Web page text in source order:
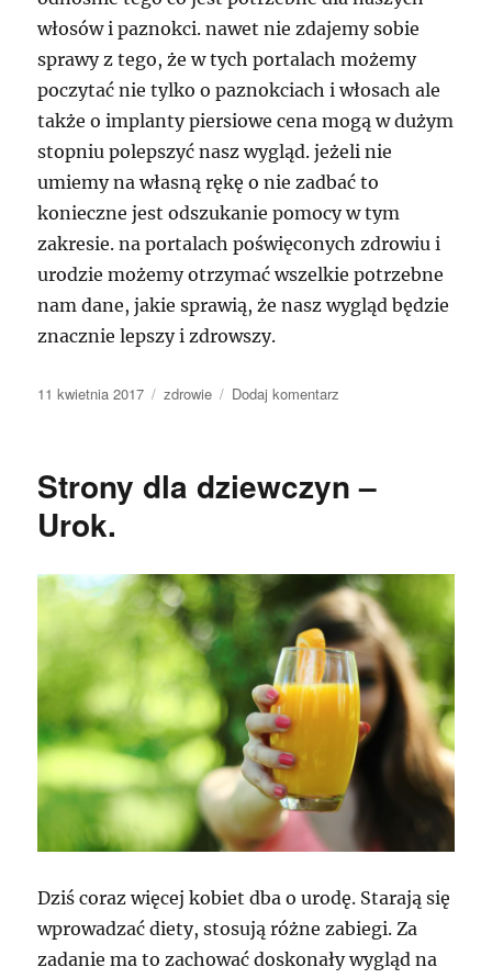
włosów i paznokci. nawet nie zdajemy sobie
sprawy z tego, że w tych portalach możemy
poczytać nie tylko o paznokciach i włosach ale
także o implanty piersiowe cena mogą w dużym
stopniu polepszyć nasz wygląd. jeżeli nie
umiemy na własną rękę o nie zadbać to
konieczne jest odszukanie pomocy w tym
zakresie. na portalach poświęconych zdrowiu i
urodzie możemy otrzymać wszelkie potrzebne
nam dane, jakie sprawią, że nasz wygląd będzie
znacznie lepszy i zdrowszy.
Data
11 kwietnia 2017 Kategorie
zdrowie Dodaj komentarz
zgrabną
Strony dla dziewczyn –
Urok.
Dziś coraz więcej kobiet dba o urodę. Starają się
wprowadzać diety, stosują różne zabiegi. Za
zadanie ma to zachować doskonały wygląd na